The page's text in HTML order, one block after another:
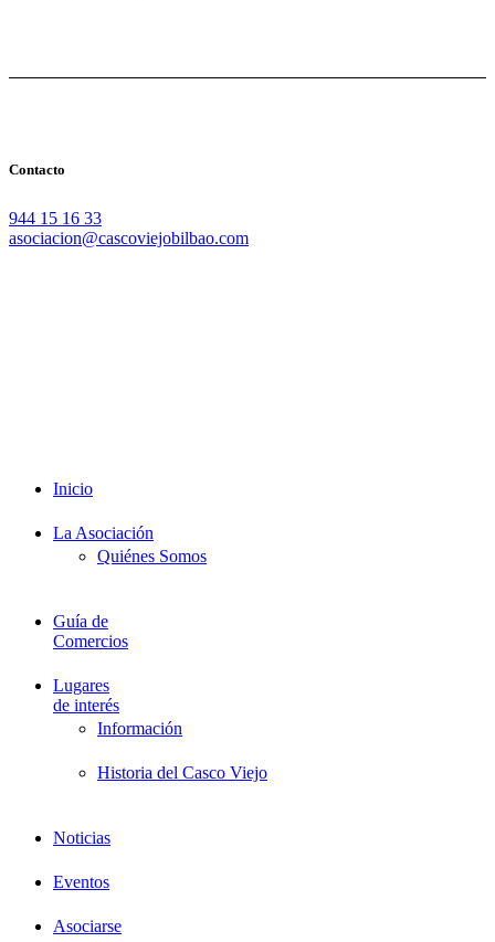
Contacto
944 15 16 33
asociacion@cascoviejobilbao.com
Inicio
La Asociación
Quiénes Somos
Guía de
Comercios
Lugares
de interés
Información
Historia del Casco Viejo
Noticias
Eventos
Asociarse